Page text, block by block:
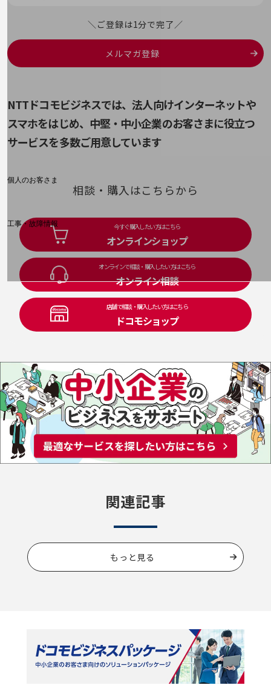
料金分析(ご利用料金管理サービス)
個人のお客さま
工事・故障情報
お客さまサポートサイト
SDPFナレッジセンター
NTTドコモ 通信障害情報
＼ご登録は1分で完了／
メルマガ登録
NTTドコモビジネスでは、法人向けインターネットや
スマホをはじめ、 中堅・中小企業のお客さまに役立つ
サービスを多数ご用意しています
相談・購入はこちらから
今すぐ購入したい方はこちら
オンラインショップ
オンラインで相談・購入したい方はこちら
オンライン相談
店舗で相談・購入したい方はこちら
ドコモショップ
関連記事
もっと見る